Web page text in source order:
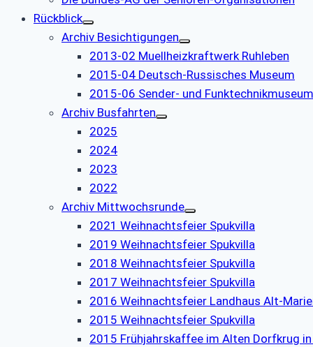
Rückblick
Archiv Besichtigungen
2013-02 Muellheizkraftwerk Ruhleben
2015-04 Deutsch-Russisches Museum
2015-06 Sender- und Funktechnikmuseum
Archiv Busfahrten
2025
2024
2023
2022
Archiv Mittwochsrunde
2021 Weihnachtsfeier Spukvilla
2019 Weihnachtsfeier Spukvilla
2018 Weihnachtsfeier Spukvilla
2017 Weihnachtsfeier Spukvilla
2016 Weihnachtsfeier Landhaus Alt-
2015 Weihnachtsfeier Spukvilla
2015 Frühjahrskaffee im Alten Dorfkrug in